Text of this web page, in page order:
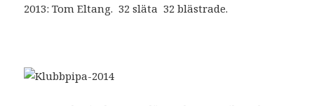
2013: Tom Eltang. 32 släta 32 blästrade.